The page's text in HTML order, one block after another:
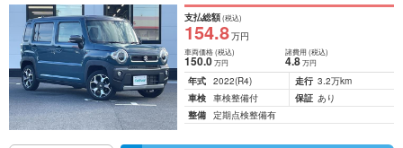
支払総額(税込)
154.8万円
車両価格(税込)
150.0万円
諸費用 (税込)
4.8 万円
年式 2022(R4) 走行 3.2万km
車検 車検整備付 保証 あり
整備 定期点検整備有